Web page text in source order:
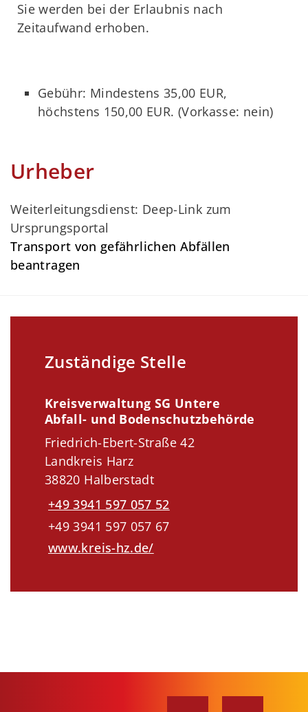
Sie werden bei der Erlaubnis nach
Zeitaufwand erhoben.
Gebühr: Mindestens 35,00 EUR,
höchstens 150,00 EUR. (Vorkasse: nein)
Urheber
Weiterleitungsdienst: Deep-Link zum
Ursprungsportal
Transport von gefährlichen Abfällen
beantragen
Zuständige Stelle
Kreisverwaltung SG Untere
Abfall- und Bodenschutzbehörde
Friedrich-Ebert-Straße 42
Landkreis Harz
38820 Halberstadt
+49 3941 597 057 52
+49 3941 597 057 67
www.kreis-hz.de/